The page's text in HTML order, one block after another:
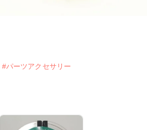
#パーツアクセサリー